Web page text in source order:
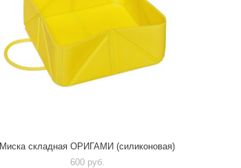
Миска складная ОРИГАМИ (силиконовая)
600 pуб.